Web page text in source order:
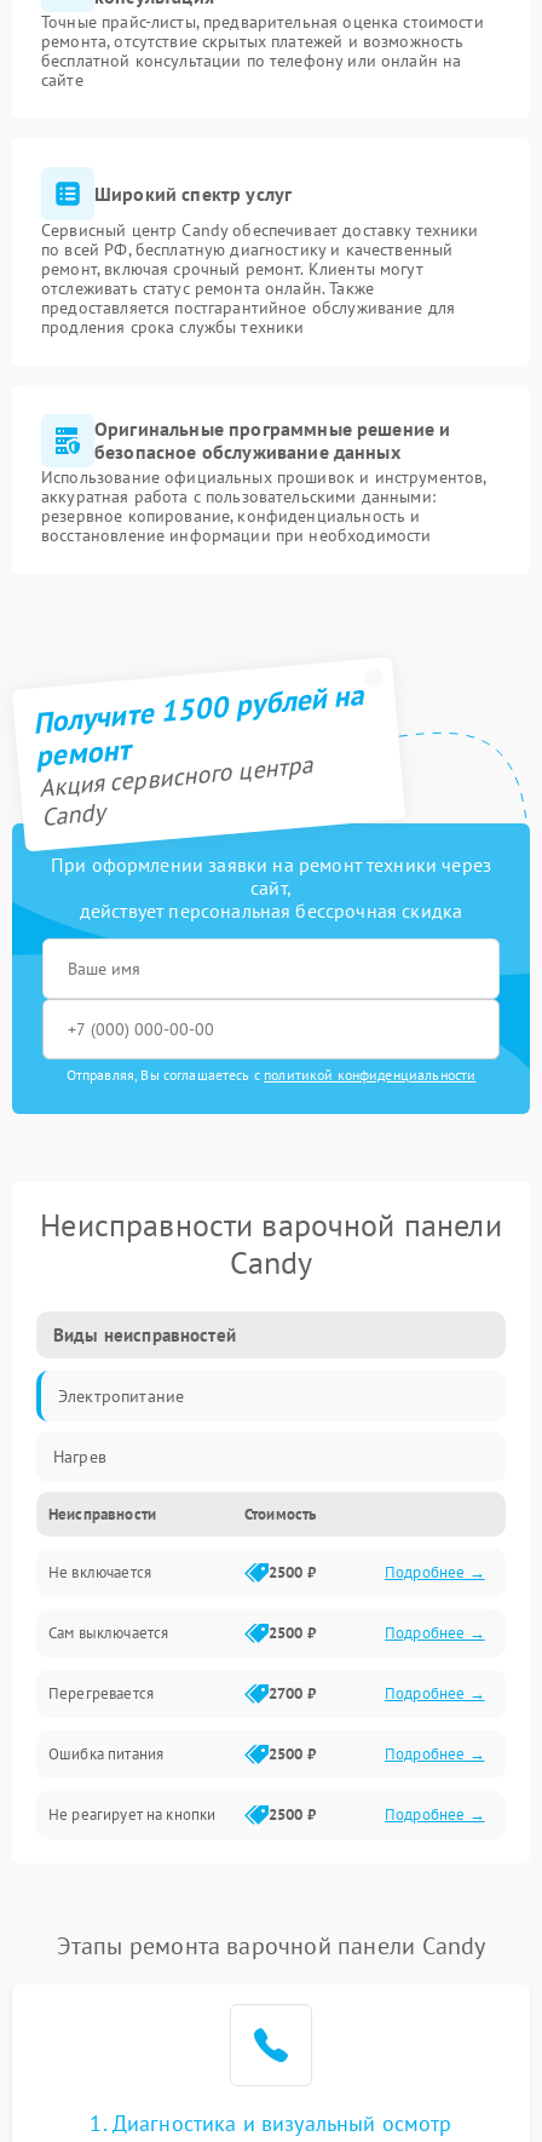
Точные прайс-листы, предварительная оценка стоимости
ремонта, отсутствие скрытых платежей и возможность
бесплатной консультации по телефону или онлайн на
сайте
Широкий спектр услуг
Сервисный центр Candy обеспечивает доставку техники
по всей РФ, бесплатную диагностику и качественный
ремонт, включая срочный ремонт. Клиенты могут
отслеживать статус ремонта онлайн. Также
предоставляется постгарантийное обслуживание для
продления срока службы техники
Оригинальные программные решение и
безопасное обслуживание данных
Использование официальных прошивок и инструментов,
аккуратная работа с пользовательскими данными:
резервное копирование, конфиденциальность и
восстановление информации при необходимости
Получите 1500 рублей на
ремонт
Акция сервисного центра
Candy
При оформлении заявки на ремонт техники через
сайт,
действует персональная бессрочная скидка
Отправляя, Вы соглашаетесь с политикой конфиденциальности
Неисправности варочной панели
Candy
Виды неисправностей
Электропитание
Нагрев
Неисправности Стоимость
Не включается 2500 ₽ Подробнее →
Сам выключается 2500 ₽ Подробнее →
Перегревается 2700 ₽ Подробнее →
Ошибка питания 2500 ₽ Подробнее →
Не реагирует на кнопки 2500 ₽ Подробнее →
Этапы ремонта варочной панели Candy
1. Диагностика и визуальный осмотр